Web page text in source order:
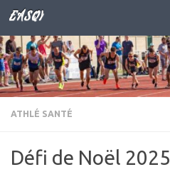
Skip to content
EASQY
ATHLÉ SANTÉ
Défi de Noël 2025